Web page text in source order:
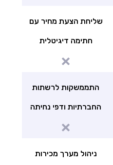
שליחת הצעת מחיר עם
חתימה דיגיטלית
התממשקות לרשתות
החברתיות ודפי נחיתה
ניהול מערך מכירות